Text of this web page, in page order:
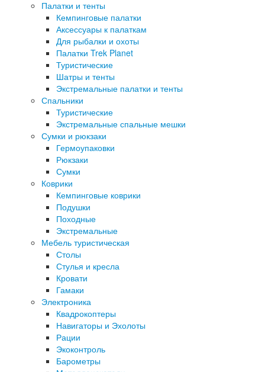
Палатки и тенты
Кемпинговые палатки
Аксессуары к палаткам
Для рыбалки и охоты
Палатки Trek Planet
Туристические
Шатры и тенты
Экстремальные палатки и тенты
Спальники
Туристические
Экстремальные спальные мешки
Сумки и рюкзаки
Гермоупаковки
Рюкзаки
Сумки
Коврики
Кемпинговые коврики
Подушки
Походные
Экстремальные
Мебель туристическая
Столы
Стулья и кресла
Кровати
Гамаки
Электроника
Квадрокоптеры
Навигаторы и Эхолоты
Рации
Экоконтроль
Барометры